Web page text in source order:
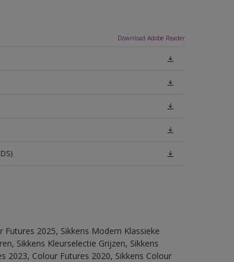
Download Adobe Reader
2025, Sikkens Modern Klassieke
Sikkens Kleurselectie Grijzen, Sikkens
2023, Colour Futures 2020, Sikkens Colour